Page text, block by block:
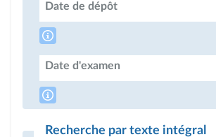
Date de dépôt
Date d'examen
Recherche par texte intégral